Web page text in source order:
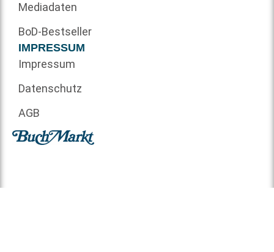
Mediadaten
BoD-Bestseller
IMPRESSUM
Impressum
Datenschutz
AGB